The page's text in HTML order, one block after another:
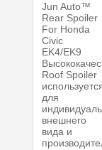
Jun Auto™
Rear Spoiler
For Honda
Civic
EK4/EK9
Roof Spoiler
для
внешнего
вида и